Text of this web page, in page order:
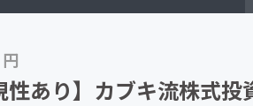
性あり】カブキ流株式